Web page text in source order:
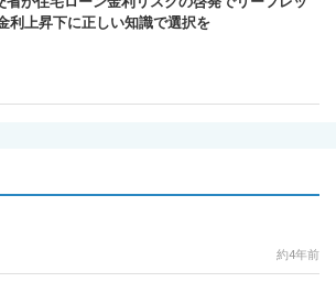
利上昇下に正しい知識で選択を
約4年前